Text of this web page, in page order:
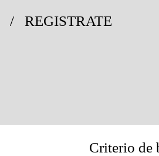
/ REGISTRATE
Criterio de